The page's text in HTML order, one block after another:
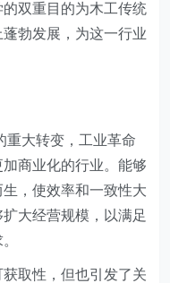
双重目的为木工传统
勃发展，为这一行业
重大转变，工业革命
商业化的行业。能够
，使效率和一致性大
大经营规模，以满足
取性，但也引发了关